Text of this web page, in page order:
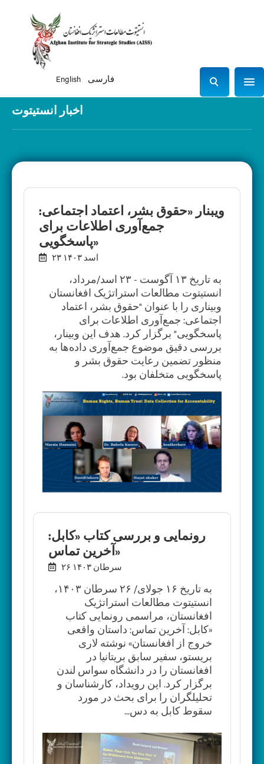
English فارسی
S
e
r
h
اخبار انستیتوت
ویبنار «حقوق بشر، اعتماد اجتماعی:
جمع‌آوری اطلاعات برای
پاسخگویی»
۲۳ اسد ۱۴۰۳
به تاریخ ۱۳ آگوست - ۲۳ اسد/مرداد،
انستیتوت مطالعات استراتژیک افغانستان
وبیناری را با عنوان "حقوق بشر، اعتماد
اجتماعی: جمع‌آوری اطلاعات برای
پاسخگویی" برگزار کرد. هدف این وبینار،
بررسی دقیق موضوع جمع‌آوری داده‌ها به
منظور تضمین رعایت حقوق بشر و
پاسخگویی متخلفان بود.
رونمایی و بررسی کتاب «کابل:
آخرین تماس»
۲۶ سرطان ۱۴۰۳
به تاریخ ۱۶ جولای/ ۲۶ سرطان ۱۴۰۳،
انستیتوت مطالعات استراتژیک
افغانستان، مراسمی رونمایی کتاب
«کابل: آخرین تماس: داستان واقعی
خروج از افغانستان» نوشته لاری
بریستو، سفیر سابق بریتانیا در
افغانستان را در دانشگاه سواس لندن
برگزار کرد. این رویداد، کارشناسان و
تحلیلگران را برای بحث در مورد
سقوط کابل به دس...